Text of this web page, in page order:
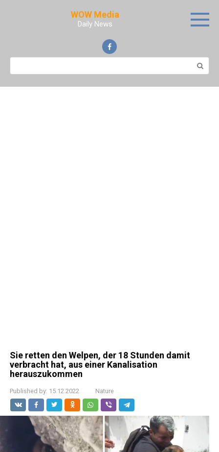
WOW Media
Daily News
Search:
Sie retten den Welpen, der 18 Stunden damit
verbracht hat, aus einer Kanalisation
herauszukommen
Published by: 15.12.2022 Nature